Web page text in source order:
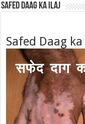
Safed Daag ka ilaj
Safed Daag